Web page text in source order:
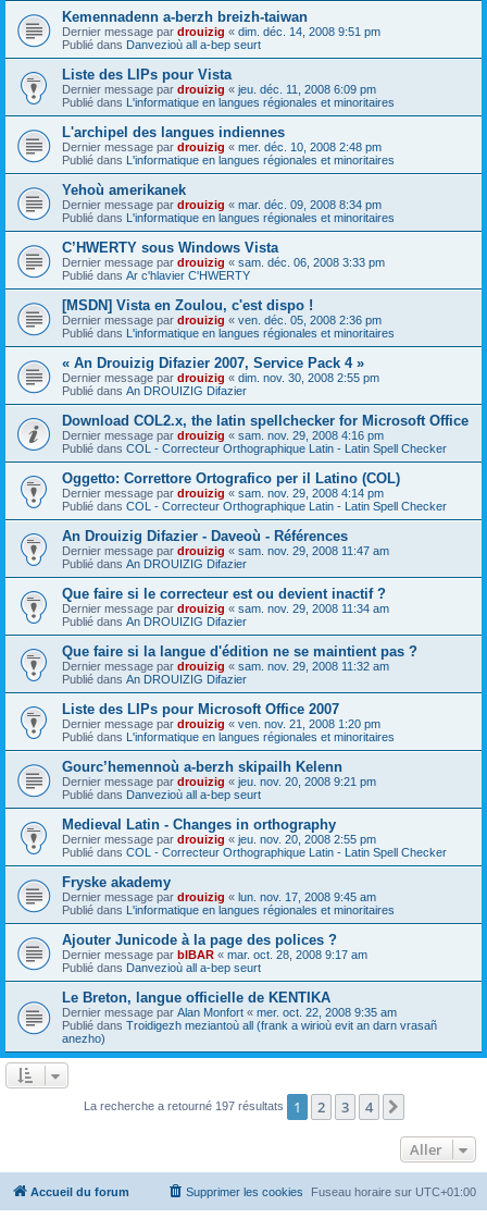
Kemennadenn a-berzh breizh-taiwan
Dernier message par drouizig « dim. déc. 14, 2008 9:51 pm
Publié dans Danvezioù all a-bep seurt
Liste des LIPs pour Vista
Dernier message par drouizig « jeu. déc. 11, 2008 6:09 pm
Publié dans L'informatique en langues régionales et minoritaires
L'archipel des langues indiennes
Dernier message par drouizig « mer. déc. 10, 2008 2:48 pm
Publié dans L'informatique en langues régionales et minoritaires
Yehoù amerikanek
Dernier message par drouizig « mar. déc. 09, 2008 8:34 pm
Publié dans L'informatique en langues régionales et minoritaires
C’HWERTY sous Windows Vista
Dernier message par drouizig « sam. déc. 06, 2008 3:33 pm
Publié dans Ar c'hlavier C'HWERTY
[MSDN] Vista en Zoulou, c'est dispo !
Dernier message par drouizig « ven. déc. 05, 2008 2:36 pm
Publié dans L'informatique en langues régionales et minoritaires
« An Drouizig Difazier 2007, Service Pack 4 »
Dernier message par drouizig « dim. nov. 30, 2008 2:55 pm
Publié dans An DROUIZIG Difazier
Download COL2.x, the latin spellchecker for Microsoft Office
Dernier message par drouizig « sam. nov. 29, 2008 4:16 pm
Publié dans COL - Correcteur Orthographique Latin - Latin Spell Checker
Oggetto: Correttore Ortografico per il Latino (COL)
Dernier message par drouizig « sam. nov. 29, 2008 4:14 pm
Publié dans COL - Correcteur Orthographique Latin - Latin Spell Checker
An Drouizig Difazier - Daveoù - Références
Dernier message par drouizig « sam. nov. 29, 2008 11:47 am
Publié dans An DROUIZIG Difazier
Que faire si le correcteur est ou devient inactif ?
Dernier message par drouizig « sam. nov. 29, 2008 11:34 am
Publié dans An DROUIZIG Difazier
Que faire si la langue d'édition ne se maintient pas ?
Dernier message par drouizig « sam. nov. 29, 2008 11:32 am
Publié dans An DROUIZIG Difazier
Liste des LIPs pour Microsoft Office 2007
Dernier message par drouizig « ven. nov. 21, 2008 1:20 pm
Publié dans L'informatique en langues régionales et minoritaires
Gourc’hemennoù a-berzh skipailh Kelenn
Dernier message par drouizig « jeu. nov. 20, 2008 9:21 pm
Publié dans Danvezioù all a-bep seurt
Medieval Latin - Changes in orthography
Dernier message par drouizig « jeu. nov. 20, 2008 2:55 pm
Publié dans COL - Correcteur Orthographique Latin - Latin Spell Checker
Fryske akademy
Dernier message par drouizig « lun. nov. 17, 2008 9:45 am
Publié dans L'informatique en langues régionales et minoritaires
Ajouter Junicode à la page des polices ?
Dernier message par bIBAR « mar. oct. 28, 2008 9:17 am
Publié dans Danvezioù all a-bep seurt
Le Breton, langue officielle de KENTIKA
Dernier message par Alan Monfort « mer. oct. 22, 2008 9:35 am
Publié dans Troidigezh meziantoù all (frank a wirioù evit an darn vrasañ
anezho)
La recherche a retourné 197 résultats 1 2 3 4
Aller
Accueil du forum Fuseau horaire sur UTC+01:00
Supprimer les cookies